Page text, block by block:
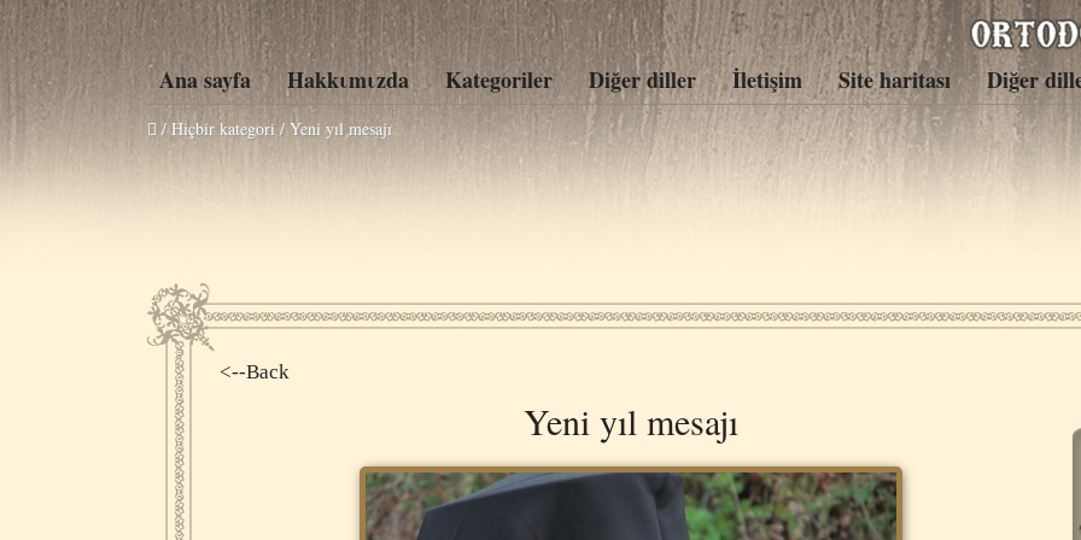
Ana sayfa Hakkιmιzda Kategoriler Diğer diller İletişim Site haritası Diğer
/ Hiçbir kategori /Yeni yıl mesajı
<--Back
Yeni yıl mesajı